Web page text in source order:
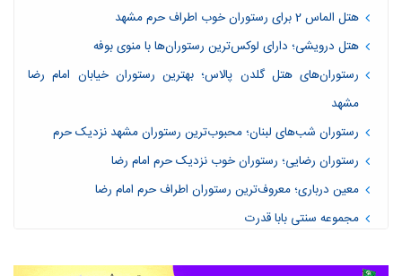
هتل الماس 2 برای رستوران خوب اطراف حرم مشهد
هتل درویشی؛ دارای لوکس‌ترین رستوران‌ها با منوی بوفه
رستوران‌های هتل گلدن پالاس؛ بهترین رستوران خیابان امام رضا
مشهد
رستوران شب‌های لبنان؛ محبوب‌ترین رستوران مشهد نزدیک حرم
رستوران رضایی؛ رستوران خوب نزدیک حرم امام رضا
معین درباری؛ معروف‌ترین رستوران اطراف حرم امام رضا
مجموعه سنتی بابا قدرت